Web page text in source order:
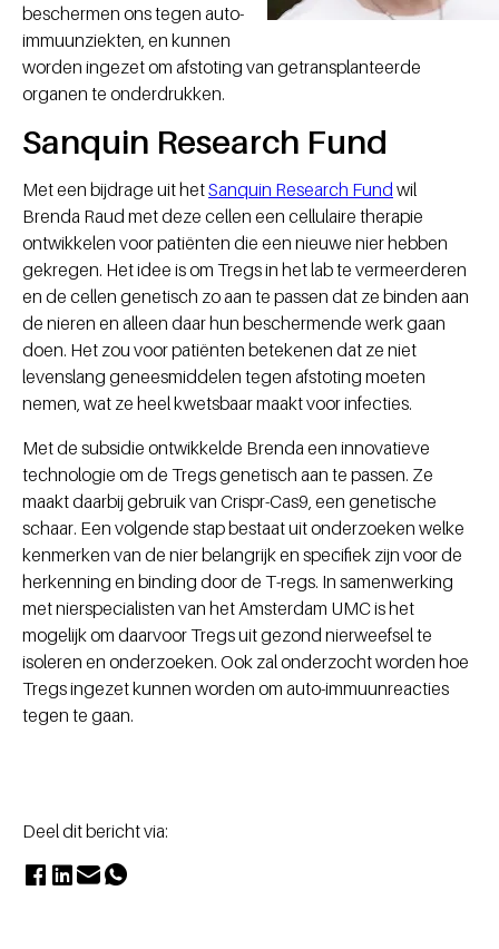
beschermen ons tegen auto-
immuunziekten, en kunnen
worden ingezet om afstoting van getransplanteerde
organen te onderdrukken.
Sanquin Research Fund
Met een bijdrage uit hetSanquin Research Fund wil
Brenda Raud met deze cellen een cellulaire therapie
ontwikkelen voor patiënten die een nieuwe nier hebben
gekregen. Het idee is om Tregs in het lab te vermeerderen
en de cellen genetisch zo aan te passen dat ze binden aan
de nieren en alleen daar hun beschermende werk gaan
doen. Het zou voor patiënten betekenen dat ze niet
levenslang geneesmiddelen tegen afstoting moeten
nemen, wat ze heel kwetsbaar maakt voor infecties.
Met de subsidie ontwikkelde Brenda een innovatieve
technologie om de Tregs genetisch aan te passen. Ze
maakt daarbij gebruik van Crispr-Cas9, een genetische
schaar. Een volgende stap bestaat uit onderzoeken welke
kenmerken van de nier belangrijk en specifiek zijn voor de
herkenning en binding door de T-regs. In samenwerking
met nierspecialisten van het Amsterdam UMC is het
mogelijk om daarvoor Tregs uit gezond nierweefsel te
isoleren en onderzoeken. Ook zal onderzocht worden hoe
Tregs ingezet kunnen worden om auto-immuunreacties
tegen te gaan.
Deel dit bericht via: